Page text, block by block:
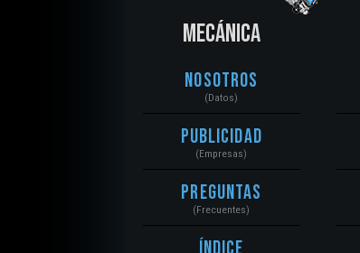
MECÁNICA
Nosotros
(Datos)
Publicidad
(Empresas)
Preguntas
(Frecuentes)